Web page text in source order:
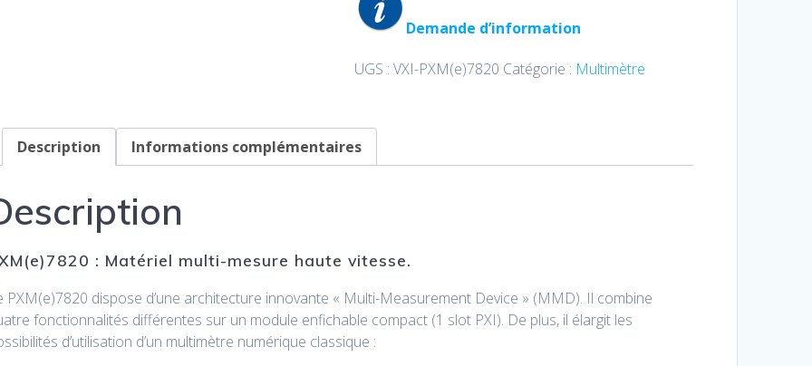
Demande d’information
UGS : VXI-PXM(e)7820 Catégorie : Multimètre
Description Informations complémentaires
: Matériel multi-mesure haute vitesse.
PXM(e)7820 dispose d’une architecture innovante « Multi-Measurement Device » (MMD). Il combine
fonctionnalités différentes sur un module enfichable compact (1 slot PXI). De plus, il élargit les
d’utilisation d’un multimètre numérique classique :